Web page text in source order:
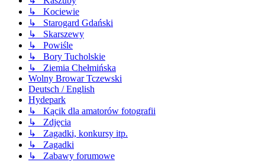
↳ Kociewie
↳ Starogard Gdański
↳ Skarszewy
↳ Powiśle
↳ Bory Tucholskie
↳ Ziemia Chełmińska
Wolny Browar Tczewski
Deutsch / English
Hydepark
↳ Kącik dla amatorów fotografii
↳ Zdjęcia
↳ Zagadki, konkursy itp.
↳ Zagadki
↳ Zabawy forumowe